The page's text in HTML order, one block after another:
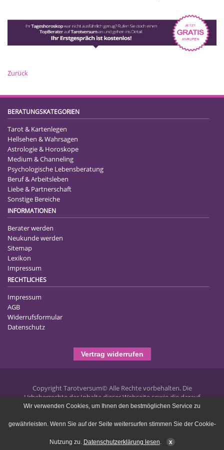
Zurück
BERATUNGSKATEGORIEN
Tarot & Kartenlegen
Hellsehen & Wahrsagen
Astrologie & Horoskope
Medium & Channeling
Psychologische Lebensberatung
Beruf & Arbeitsleben
Liebe & Partnerschaft
Sonstige Bereiche
INFORMATIONEN
Berater werden
Neukunde werden
Sitemap
Lexikon
Impressum
RECHTLICHES
Impressum
AGB
Widerrufsformular
Datenschutz
Vertrag widerrufen
Copyright Tarotversum© Alle Rechte vorbehalten. Die
Urheberrechte der Inhalte dieser Webseite sowie die darauf
publizierten Texte liegen bei Tarotversum.de und jegliche
Wir verwenden Cookies, um Ihnen den bestmöglichen Service zu
gewährleisten. Wenn Sie auf der Seite weitersurfen stimmen Sie der Cookie-
Nutzung zu. Datenschutzerklärung lesen. x